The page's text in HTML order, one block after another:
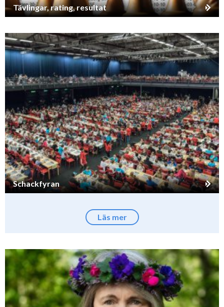
Tävlingar, rating, resultat
Schackfyran
Läs mer